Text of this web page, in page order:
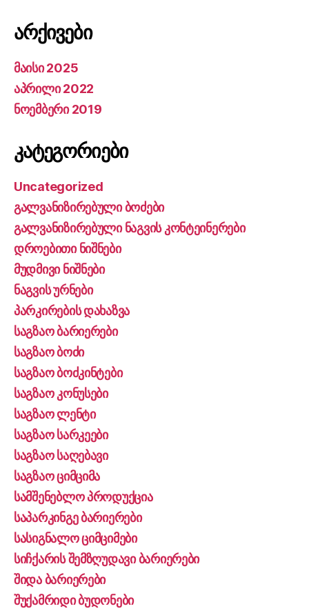
არქივები
მაისი 2025
აპრილი 2022
ნოემბერი 2019
კატეგორიები
Uncategorized
გალვანიზირებული ბოძები
გალვანიზირებული ნაგვის კონტეინერები
დროებითი ნიშნები
მუდმივი ნიშნები
ნაგვის ურნები
პარკირების დახაზვა
საგზაო ბარიერები
საგზაო ბოძი
საგზაო ბოძკინტები
საგზაო კონუსები
საგზაო ლენტი
საგზაო სარკეები
საგზაო საღებავი
საგზაო ციმციმა
სამშენებლო პროდუქცია
საპარკინგე ბარიერები
სასიგნალო ციმციმები
სიჩქარის შემზღუდავი ბარიერები
შიდა ბარიერები
შუქამრიდი ბუდონები